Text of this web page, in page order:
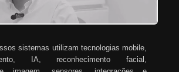
sistemas utilizam tecnologias mobile,
IA, reconhecimento facial,